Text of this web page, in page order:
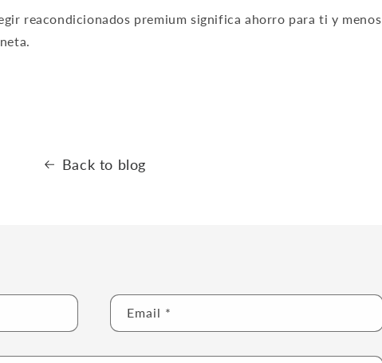
reacondicionados premium significa ahorro para ti y menos
Back to blog
Email *